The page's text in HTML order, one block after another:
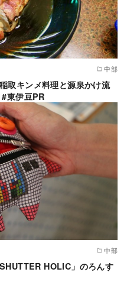
中部
取キンメ料理と源泉かけ流
東伊豆PR
中部
HOLIC」のろんす